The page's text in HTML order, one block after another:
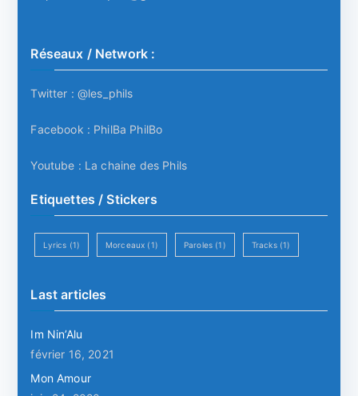
Réseaux / Network :
Twitter :@les_phils
Facebook : PhilBa PhilBo
Youtube : La chaine des Phils
Etiquettes / Stickers
Lyrics (1) Morceaux (1) Paroles (1) Tracks(1)
Last articles
Im Nin’Alu
février 16, 2021
Mon Amour